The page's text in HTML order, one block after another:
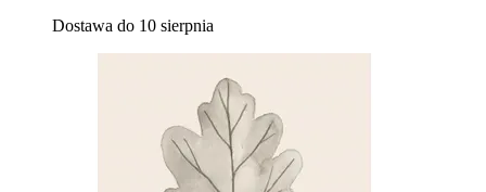
Dostawa do 10 sierpnia